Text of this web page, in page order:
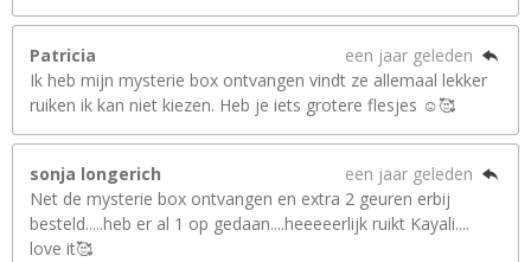
Patricia
een jaar geleden
Ik heb mijn mysterie box ontvangen vindt ze allemaal lekker
ruiken ik kan niet kiezen. Heb je iets grotere flesjes ☺️🥰
sonja longerich
een jaar geleden
Net de mysterie box ontvangen en extra 2 geuren erbij
besteld.....heb er al 1 op gedaan....heeeeerlijk ruikt Kayali....
love it🥰